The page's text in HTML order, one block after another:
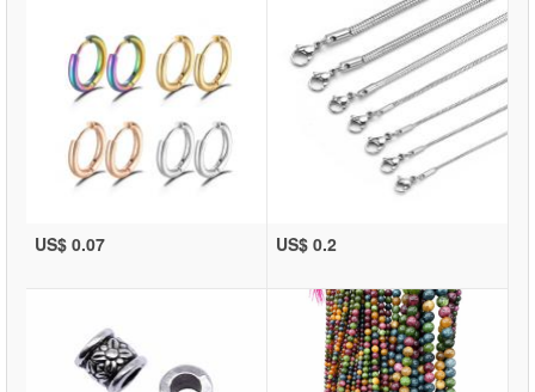
US$ 0.07 US$ 0.2